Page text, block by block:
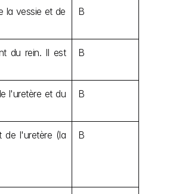
la vessie et de
B
du rein. Il est
B
l'uretère et du
B
de l'uretère (la
B